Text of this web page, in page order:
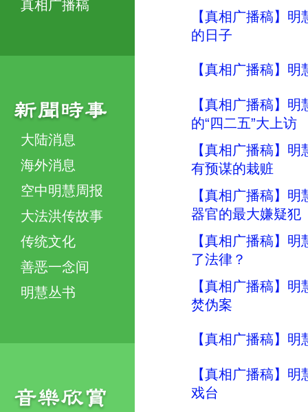
真相广播稿
大陆消息
海外消息
空中明慧周报
大法洪传故事
传统文化
善恶一念间
明慧丛书
【真相广播稿】
的日子
【真相广播稿】
【真相广播稿】
的“四二五”大上访
【真相广播稿】
有预谋的栽赃
【真相广播稿】
器官的最大嫌疑犯
【真相广播稿】
了法律？
【真相广播稿】
焚伪案
【真相广播稿】
【真相广播稿】
戏台